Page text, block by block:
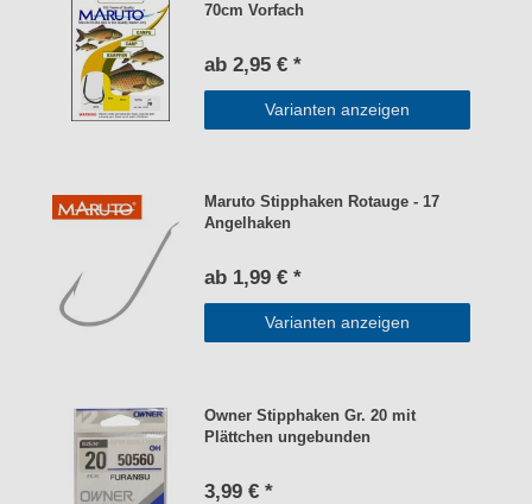
70cm Vorfach
ab 2,95 € *
Varianten anzeigen
Maruto Stipphaken Rotauge - 17
Angelhaken
ab 1,99 € *
Varianten anzeigen
Owner Stipphaken Gr. 20 mit
Plättchen ungebunden
3,99 € *